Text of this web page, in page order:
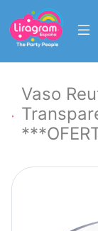
Vaso